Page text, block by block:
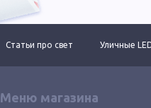
Статьи про свет Уличные
Меню магазина